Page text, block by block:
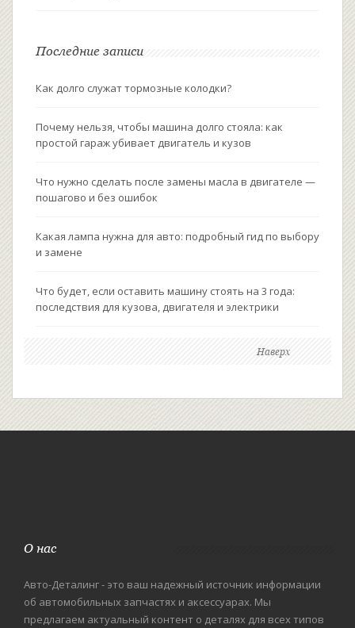
Последние записи
Как долго служат тормозные колодки?
Почему нельзя, чтобы машина долго стояла: как
простой гараж убивает двигатель и кузов
Что нужно сделать после замены масла в двигателе —
пошагово и без ошибок
Какая лампа нужна для авто: подробный гид по выбору
и замене
Что будет, если оставить машину стоять на 3 года:
последствия для кузова, двигателя и электрики
Наверх
О нас
Авто-Деталинг - это ваш надежный источник информации
об автомобильных запчастях и аксессуарах. Мы
предлагаем актуальный контент о деталях для всех типов